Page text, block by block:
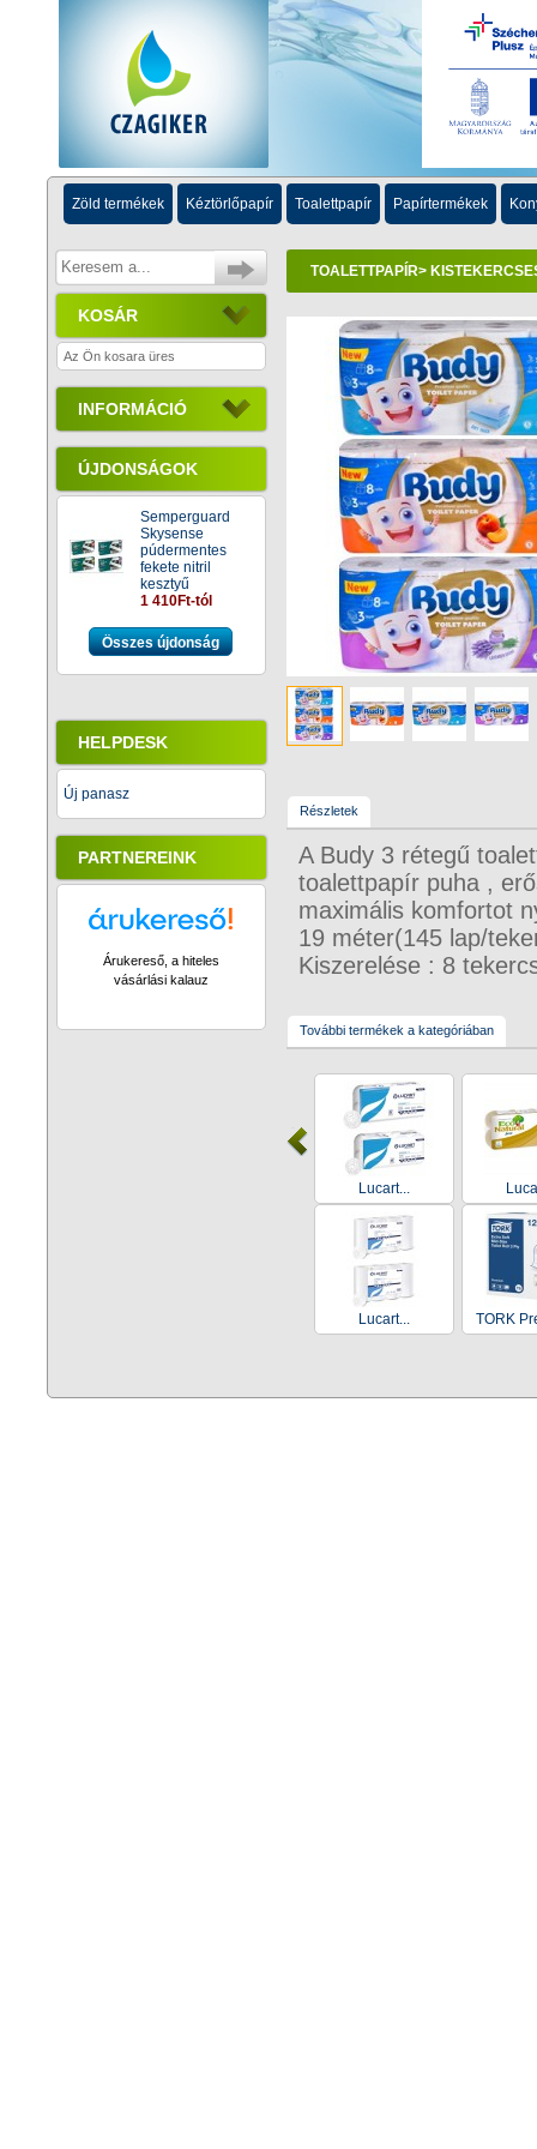
Zöld termékek Kéztörlőpapír Toalettpapír Papírtermékek
KOSÁR
Az Ön kosara üres
INFORMÁCIÓ
ÚJDONSÁGOK
Semperguard
Skysense
púdermentes
fekete nitril
kesztyű
1 410Ft-tól
Összes újdonság
HELPDESK
Új panasz
PARTNEREINK
Árukereső, a hiteles
vásárlási kalauz
TOALETTPAPÍR>
Részletek
A Budy 3 rétegű
toalettpapír puha ,
maximális komfortot
19 méter(145 lap/
Kiszerelése : 8
További termékek a kategóriában
Lucart...
Lucart... TORK